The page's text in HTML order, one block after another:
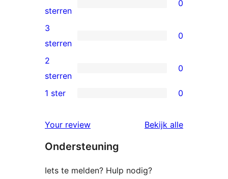
sterren
beoordelingen
0
4
sterren
beoordelingen
sterren
0
0
3
sterren
beoordelingen
3
sterren
0
0
2
beoordelingen
2
sterren
0
sterren
beoordelingen
1 ster 0
Your review Bekijk alle
Ondersteuning
Iets te melden? Hulp nodig?